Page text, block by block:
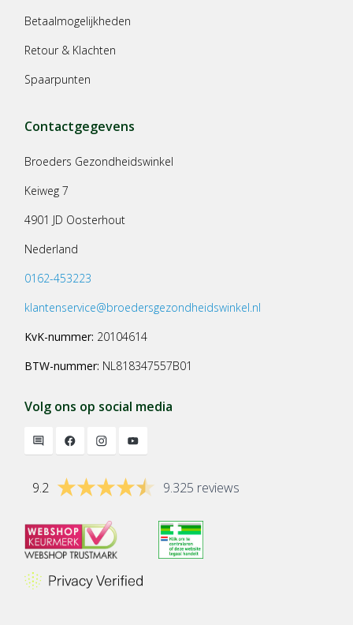
Betaalmogelijkheden
Retour & Klachten
Spaarpunten
Contactgegevens
Broeders Gezondheidswinkel
Keiweg 7
4901 JD Oosterhout
Nederland
0162-453223
klantenservice@broedersgezondheidswinkel.nl
KvK-nummer: 20104614
BTW-nummer: NL818347557B01
Volg ons op social media
9.2 9.325 reviews